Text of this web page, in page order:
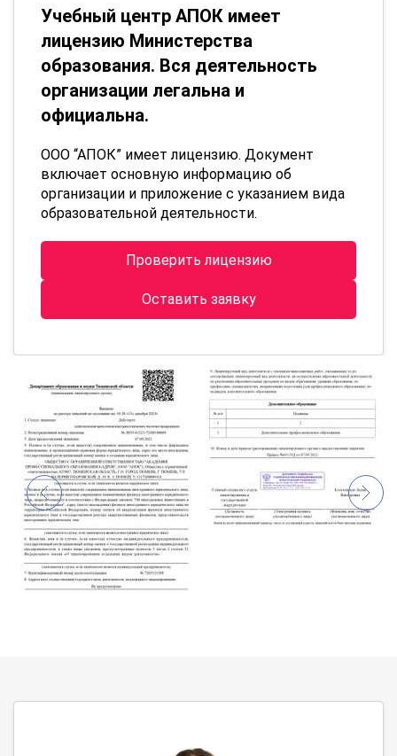
Учебный центр АПОК имеет
лицензию Министерства
образования. Вся деятельность
организации легальна и
официальна.
ООО “АПОК” имеет лицензию. Документ
включает основную информацию об
организации и приложение с указанием вида
образовательной деятельности.
Проверить лицензию
Оставить заявку